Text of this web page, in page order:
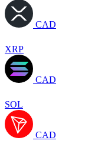
CAD
XRP
CAD
SOL
CAD